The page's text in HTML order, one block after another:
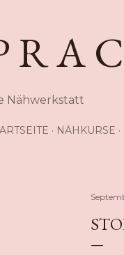
R A
Nähwerkstatt
NÄHKURSE